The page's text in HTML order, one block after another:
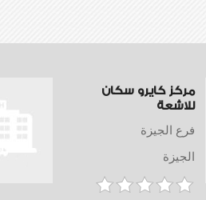
مركز كايرو سكان
للاشعة
فرع الجيزة
الجيزة